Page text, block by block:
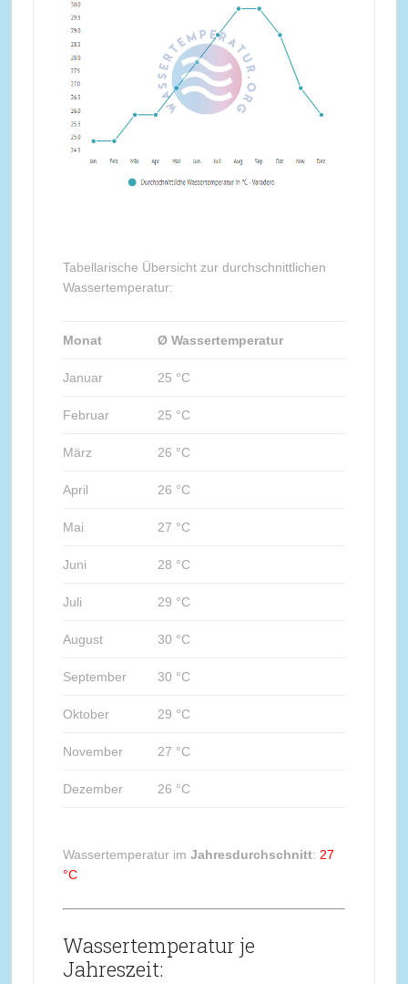
Tabellarische Übersicht zur durchschnittlichen
Wassertemperatur:
Monat Ø Wassertemperatur
Januar 25 °C
Februar 25 °C
März 26 °C
April 26 °C
Mai 27 °C
Juni 28 °C
Juli 29 °C
August 30 °C
September 30 °C
Oktober 29 °C
November 27 °C
Dezember 26 °C
Wassertemperatur im Jahresdurchschnitt: 27
°C
Wassertemperatur je
Jahreszeit: